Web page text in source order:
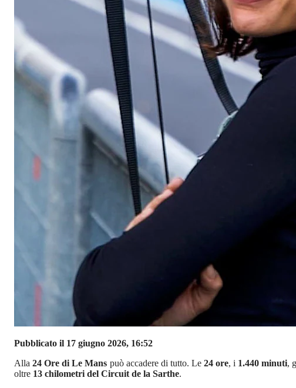
Pubblicato il 17 giugno 2026, 16:52
Alla24 Ore di Le Mans può accadere di tutto. Le 24 ore, i 1.440 minuti,
oltre 13 chilometri del Circuit de la Sarthe.